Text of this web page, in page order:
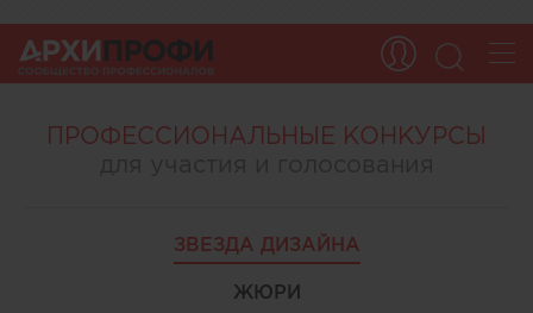
ПРОФЕССИОНАЛЬНЫЕ КОНКУРСЫ
ЗВЕЗДА ДИЗАЙНА
ЖЮРИ